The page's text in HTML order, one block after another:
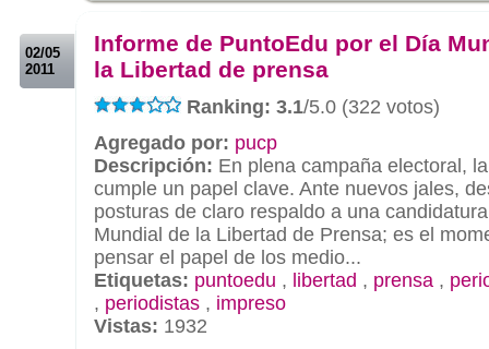
02/05
2011
Informe de PuntoEdu por el Día
la Libertad de prensa
Ranking: 3.1/5.0 (322 votos)
Agregado por: pucp
Descripción: En plena campaña electoral,
cumple un papel clave. Ante nuevos jales,
posturas de claro respaldo a una
Mundial de la Libertad de Prensa; es el
pensar el papel de los medio...
Etiquetas: puntoedu , libertad , prensa ,
, periodistas , impreso
Vistas: 1932